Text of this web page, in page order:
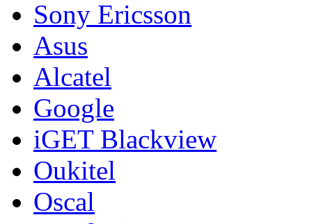
Sony Ericsson
Asus
Alcatel
Google
iGET Blackview
Oukitel
Oscal